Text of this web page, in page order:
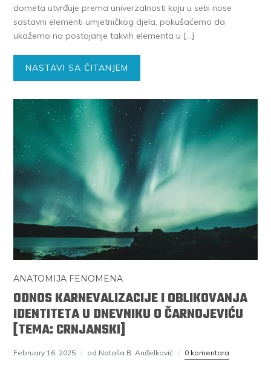
dometa utvrđuje prema univerzalnosti koju u sebi nose
sastavni elementi umjetničkog djela, pokušaćemo da
ukažemo na postojanje takvih elementa u […]
NASTAVI SA ČITANJEM
ANATOMIJA FENOMENA
ODNOS KARNEVALIZACIJE I OBLIKOVANJA
IDENTITETA U DNEVNIKU O ČARNOJEVIĆU
[TEMA: CRNJANSKI]
February 16, 2025 od Nataša B. Anđelković 0 komentara